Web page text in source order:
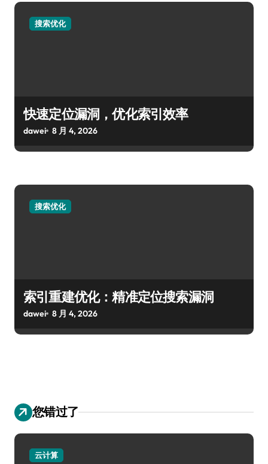
搜索优化
快速定位漏洞，优化索引效率
dawei 8 月 4, 2026
搜索优化
索引重建优化：精准定位搜索漏洞
dawei 8 月 4, 2026
您错过了
云计算